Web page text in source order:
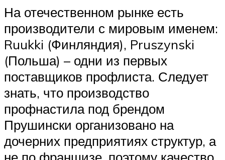
На отечественном рынке есть
производители с мировым именем:
Ruukki (Финляндия), Pruszynski
(Польша) – одни из первых
поставщиков профлиста. Следует
знать, что производство
профнастила под брендом
Прушински организовано на
дочерних предприятиях структур, а